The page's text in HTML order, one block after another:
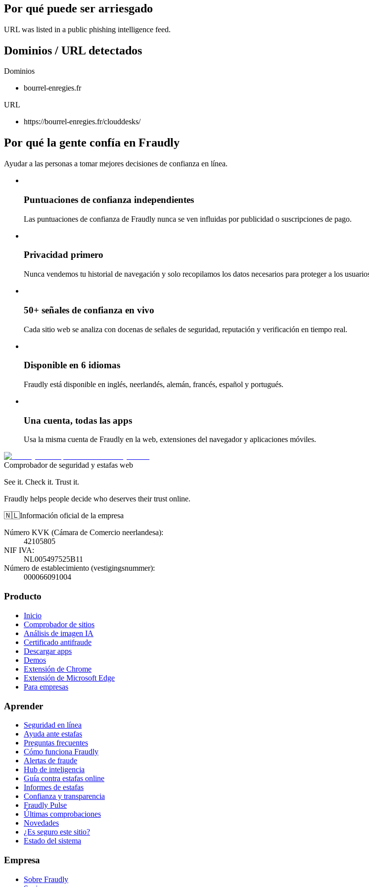
Por qué puede ser arriesgado
URL was listed in a public phishing intelligence feed.
Dominios / URL detectados
Dominios
bourrel-enregies.fr
URL
https://bourrel-enregies.fr/clouddesks/
Por qué la gente confía en Fraudly
Ayudar a las personas a tomar mejores decisiones de confianza en línea.
Puntuaciones de confianza independientes
Las puntuaciones de confianza de Fraudly nunca se ven influidas por publicidad o suscripciones de pago.
Privacidad primero
Nunca vendemos tu historial de navegación y solo recopilamos los datos necesarios para proteger a los
50+ señales de confianza en vivo
Cada sitio web se analiza con docenas de señales de seguridad, reputación y verificación en tiempo real.
Disponible en 6 idiomas
Fraudly está disponible en inglés, neerlandés, alemán, francés, español y portugués.
Una cuenta, todas las apps
Usa la misma cuenta de Fraudly en la web, extensiones del navegador y aplicaciones móviles.
Comprobador de seguridad y estafas web
See it. Check it. Trust it.
Fraudly helps people decide who deserves their trust online.
🇳🇱Información oficial de la empresa
Número KVK (Cámara de Comercio neerlandesa):
42105805
NIF IVA:
NL005497525B11
Número de establecimiento (vestigingsnummer):
000066091004
Producto
Inicio
Comprobador de sitios
Análisis de imagen IA
Certificado antifraude
Descargar apps
Demos
Extensión de Chrome
Extensión de Microsoft Edge
Para empresas
Aprender
Seguridad en línea
Ayuda ante estafas
Preguntas frecuentes
Cómo funciona Fraudly
Alertas de fraude
Hub de inteligencia
Guía contra estafas online
Informes de estafas
Confianza y transparencia
Fraudly Pulse
Últimas comprobaciones
Novedades
¿Es seguro este sitio?
Estado del sistema
Empresa
Sobre Fraudly